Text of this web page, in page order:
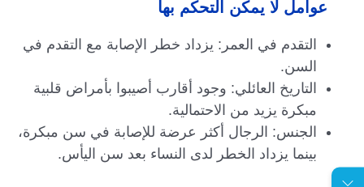
عوامل لا يمكن التحكم بها
التقدم في العمر: يزداد خطر الإصابة مع التقدم في
السن.
التاريخ العائلي: وجود أقارب أصيبوا بأمراض قلبية
مبكرة يزيد من الاحتمالية.
الجنس: الرجال أكثر عرضة للإصابة في سن مبكرة،
بينما يزداد الخطر لدى النساء بعد سن اليأس.